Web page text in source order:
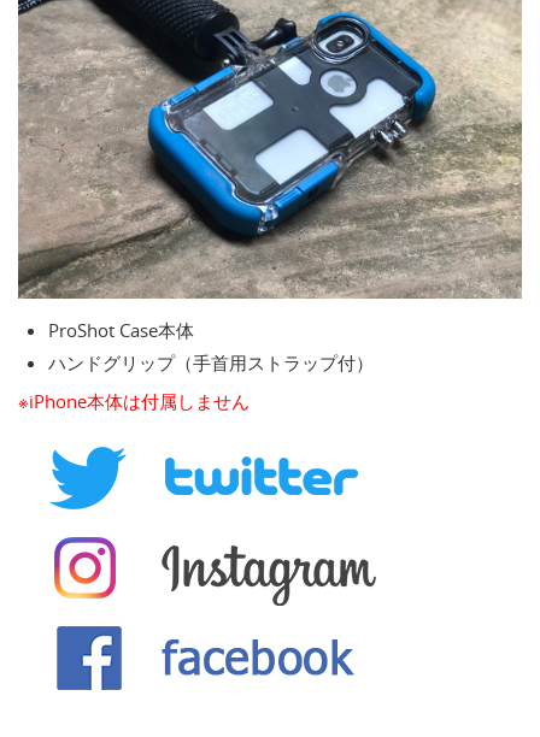
ProShot Case本体
ハンドグリップ（手首用ストラップ付）
※iPhone本体は付属しません